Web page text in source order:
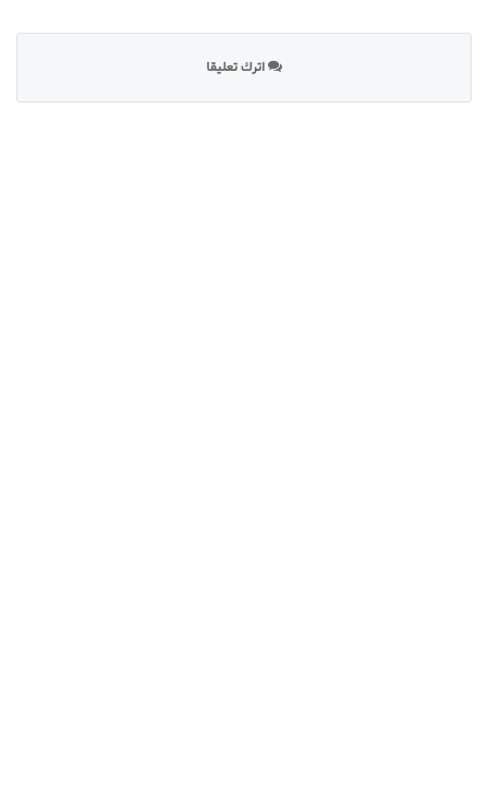
اترك تعليقا